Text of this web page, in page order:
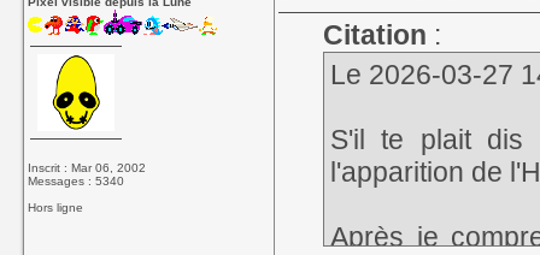
Inscrit : Mar 06, 2002
Messages : 5340
Hors ligne
Citation :
Le 2026-03-27
S'il te plait
l'apparition de
Après je